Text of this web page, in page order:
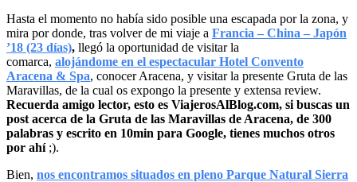
Hasta el momento no había sido posible una escapada por la zona, y
mira por donde, tras volver de mi viaje a Francia – China – Japón
’18 (23 días), llegó la oportunidad de visitar la
comarca, alojándome en el espectacular Hotel Convento
Aracena & Spa, conocer Aracena, y visitar la presente Gruta de las
Maravillas, de la cual os expongo la presente y extensa review.
Recuerda amigo lector, esto es ViajerosAlBlog.com, si buscas un
post acerca de la Gruta de las Maravillas de Aracena, de 300
palabras y escrito en 10min para Google, tienes muchos otros
por ahí;).
Bien, nos encontramos situados en pleno Parque Natural Sierra